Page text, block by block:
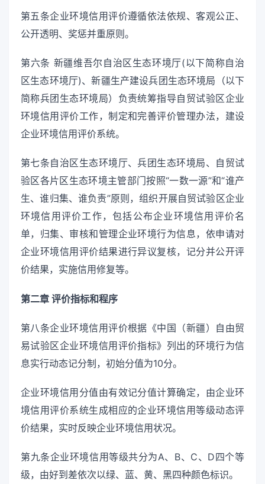
第五条企业环境信用评价遵循依法依规、客观公正、
公开透明、奖惩并重原则。
第六条 新疆维吾尔自治区生态环境厅(以下简称自治
区生态环境厅)、新疆生产建设兵团生态环境局（以下
简称兵团生态环境局）负责统筹指导自贸试验区企业
环境信用评价工作，制定和完善评价管理办法，建设
企业环境信用评价系统。
第七条自治区生态环境厅、兵团生态环境局、自贸试
验区各片区生态环境主管部门按照“一数一源”和“谁产
生、谁归集、谁负责”原则，组织开展自贸试验区企业
环境信用评价工作，包括公布企业环境信用评价名
单，归集、审核和管理企业环境行为信息，依申请对
企业环境信用评价结果进行异议复核，记分并公开评
价结果，实施信用修复等。
第二章 评价指标和程序
第八条企业环境信用评价根据《中国（新疆）自由贸
易试验区企业环境信用评价指标》列出的环境行为信
息实行动态记分制，初始分值为10分。
企业环境信用分值由有效记分值计算确定，由企业环
境信用评价系统生成相应的企业环境信用等级动态评
价结果，实时反映企业环境信用状况。
第九条企业环境信用等级共分为A、B、C、D四个等
级，由好到差依次以绿、蓝、黄、黑四种颜色标识。